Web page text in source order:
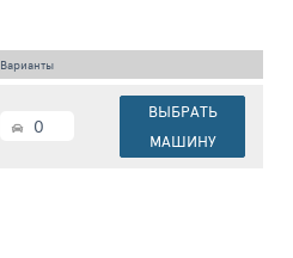
Варианты
0
ВЫБРАТЬ
МАШИНУ